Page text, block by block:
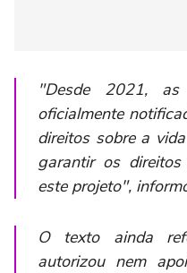
"Desde 2021, as
oficialmente
direitos sobre a
garantir os direitos
este projeto",
O texto ainda
autorizou nem